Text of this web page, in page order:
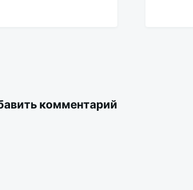
комментарий